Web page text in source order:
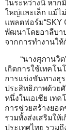
ในระหว่างนี้ หาก
ใหญ่และเล็ก แม้ไ
แพลตฟอร์ม“SKY
พัฒนาโดยอาลีบา
จากการทำงานใ
“นางศุภานวิ
เกิดการใช้เทคโน
การแข่งขันทางธุ
ประสิทธิภาพด้วย
หนึ่งในเอเชีย เท
การช่วยสร้างยอ
รวมทั้งส่งเสริมใ
ประเทศไทย รวม